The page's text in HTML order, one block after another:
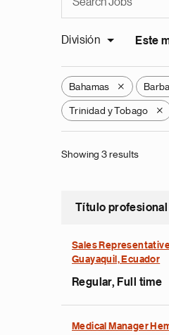
División Este
Bahamas X
Trinidad y Tobago X
Showing 3 results
Título profesional
Sales
Guayaquil, Ecuador
Regular, Full time
Medical Manager